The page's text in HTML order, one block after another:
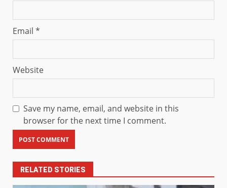
Email *
Website
Save my name, email, and website in this
browser for the next time I comment.
RELATED STORIES